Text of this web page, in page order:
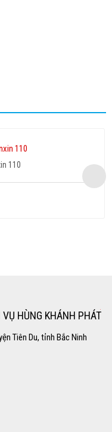
110
HÙNG KHÁNH PHÁT
Tiên Du, tỉnh Bắc Ninh